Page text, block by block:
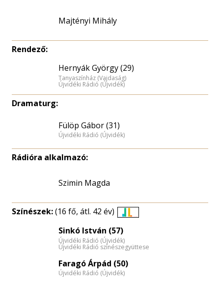
Majtényi Mihály
Rendező:
Hernyák György (29)
Tanyaszínház (Vajdaság)
Újvidéki Rádió (Újvidék)
Dramaturg:
Fülöp Gábor (31)
Újvidéki Rádió (Újvidék)
Rádióra alkalmazó:
Szimin Magda
Színészek:(16 fő, átl. 42 év)
nagyítása
Sinkó István (57)
Újvidéki Rádió (Újvidék)
Újvidéki Rádió színészegyüttese
Faragó Árpád (50)
Újvidéki Rádió (Újvidék)